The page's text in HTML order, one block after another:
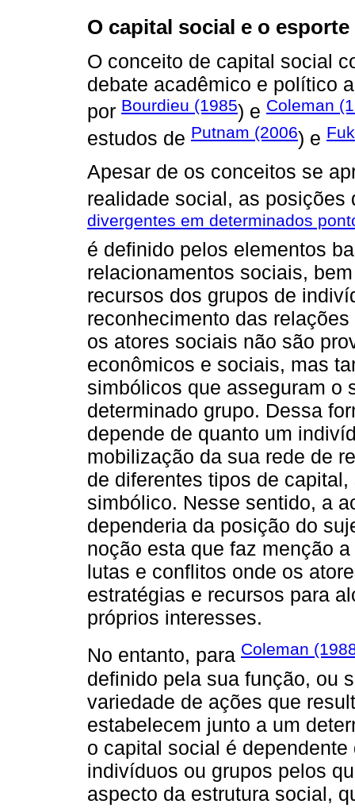
O capital social e o esporte
O conceito de capital social
debate acadêmico e político
por Bourdieu (1985) e Coleman
estudos de Putnam (2006) e
Apesar de os conceitos se
realidade social, as posições
divergentes em determinados
é definido pelos elementos
relacionamentos sociais,
recursos dos grupos de
reconhecimento das
os atores sociais não são
econômicos e sociais, mas
simbólicos que asseguram o
determinado grupo. Dessa
depende de quanto um
mobilização da sua rede de
de diferentes tipos de
simbólico. Nesse sentido, a
dependeria da posição do
noção esta que faz menção
lutas e conflitos onde os
estratégias e recursos para
próprios interesses.
No entanto, para Coleman
definido pela sua função, ou
variedade de ações que
estabelecem junto a um
o capital social é
indivíduos ou grupos pelos
aspecto da estrutura social,